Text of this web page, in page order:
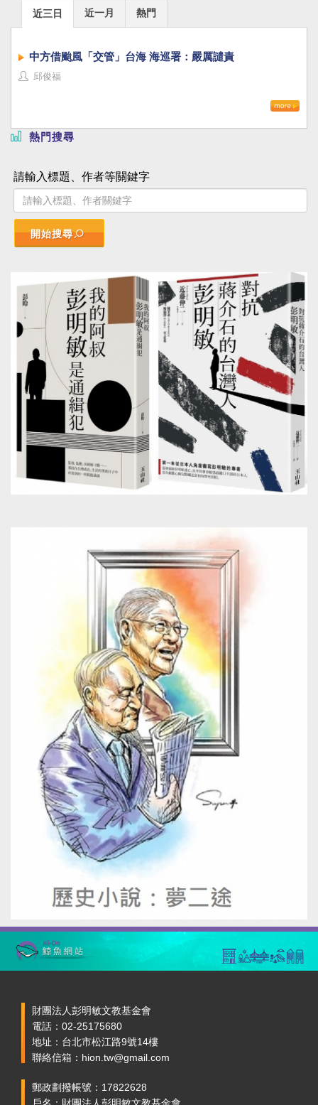
近三日 近一月 熱門
中方借颱風「交管」台海 海巡署：嚴厲譴責
邱俊福
熱門搜尋
請輸入標題、作者等關鍵字
開始搜尋
財團法人彭明敏文教基金會
電話：02-25175680
地址：台北市松江路9號14樓
聯絡信箱：hion.tw@gmail.com
郵政劃撥帳號：17822628
戶名：財團法人彭明敏文教基金會